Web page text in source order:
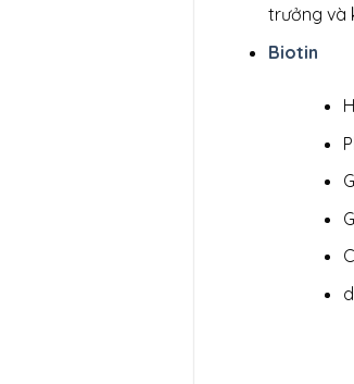
trưởng và
Biotin